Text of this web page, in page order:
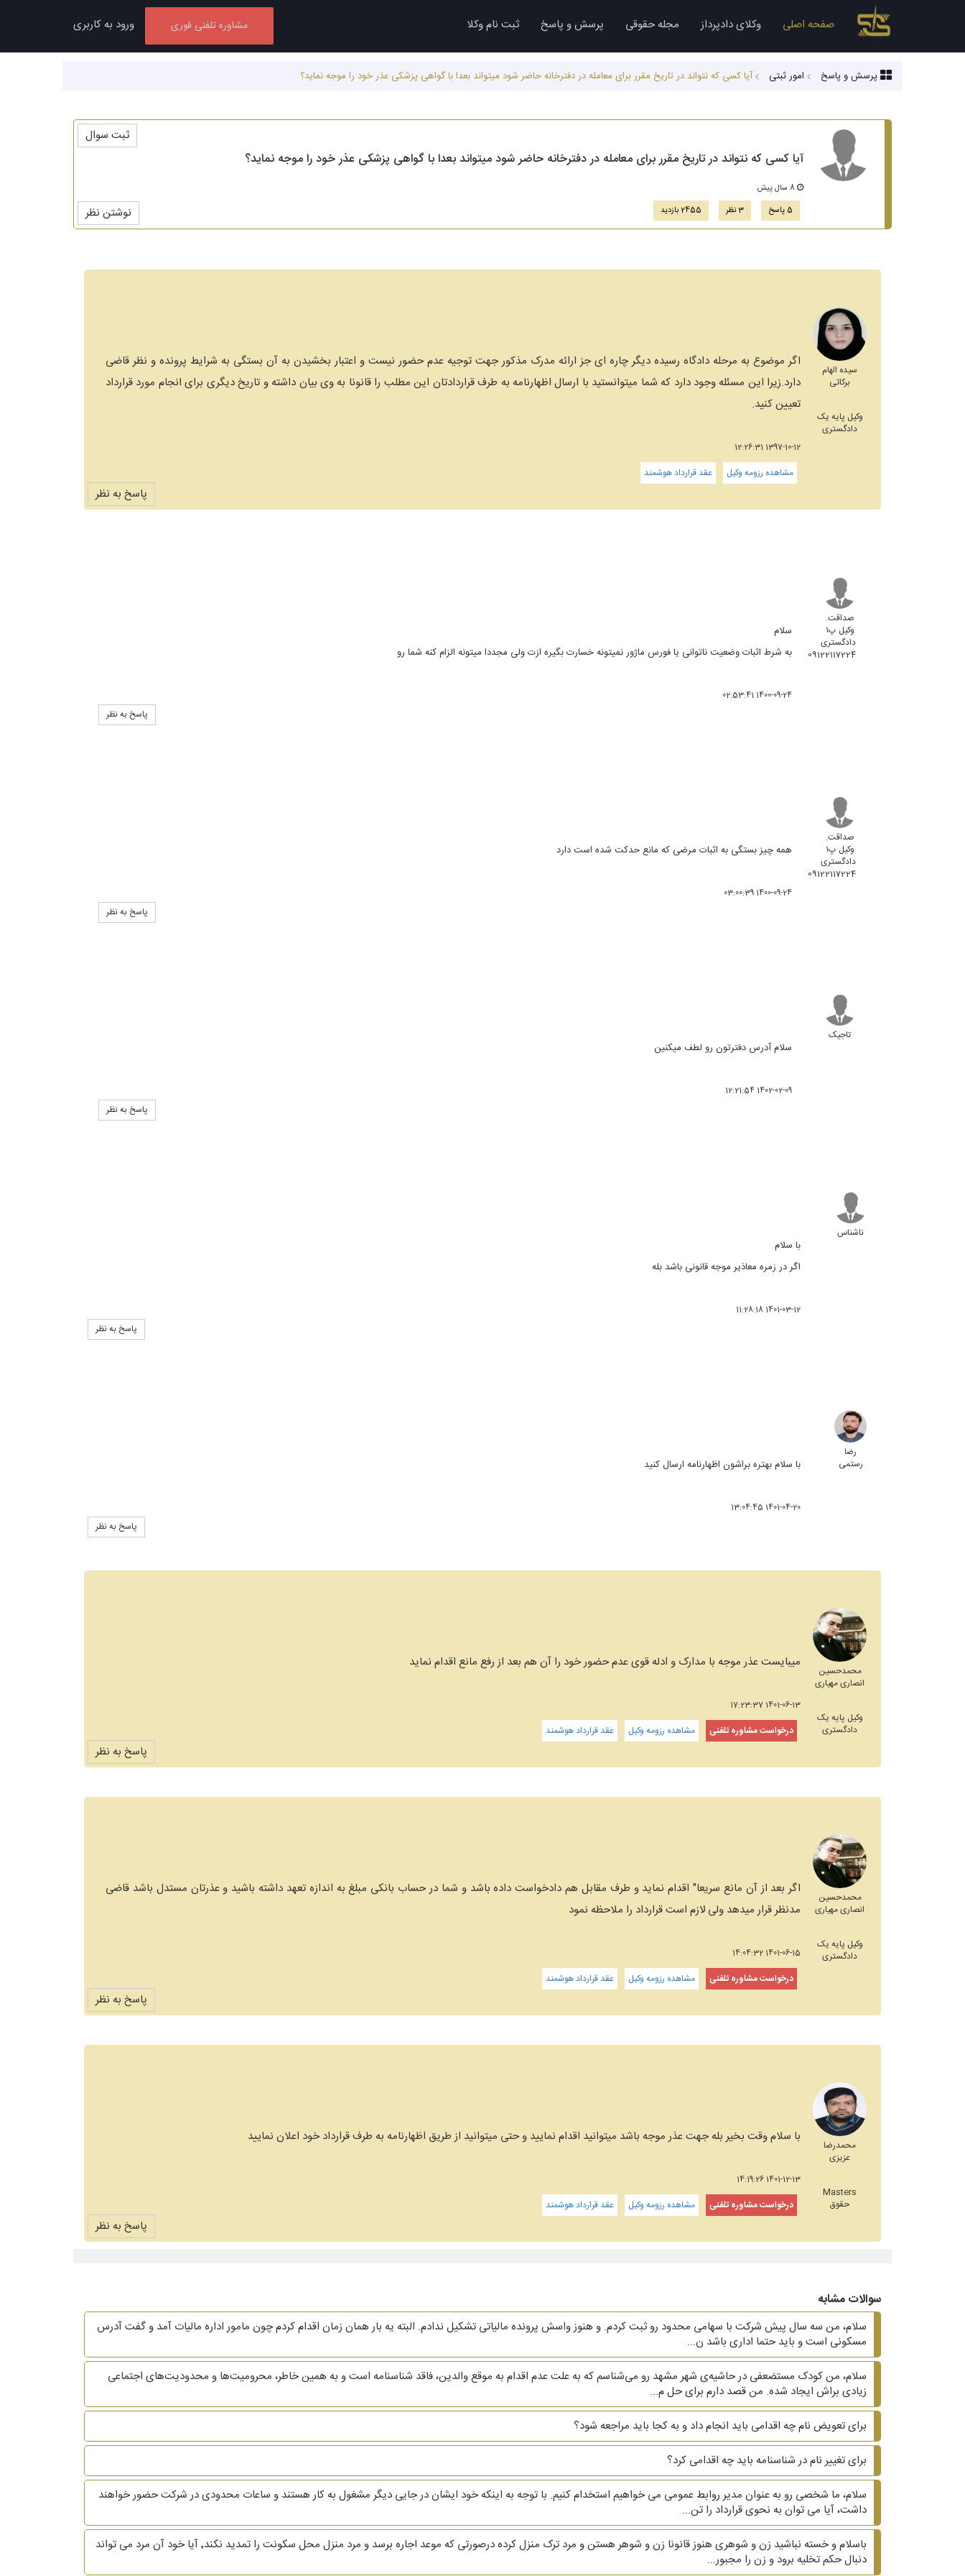
صفحه اصلی وکلای دادپرداز مجله حقوقی پرسش و پاسخ ثبت نام وکلا مشاوره تلفنی فوری ورود به کاربری
پرسش و پاسخ امور ثبتی آیا کسی که نتواند در تاریخ مقرر برای معامله در دفترخانه حاضر شود میتواند بعدا با گواهی پزشکی عذر خود را موجه نماید؟
آیا کسی که نتواند در تاریخ مقرر برای معامله در دفترخانه حاضر شود میتواند بعدا با گواهی پزشکی عذر خود را موجه نماید؟
8 سال پیش
5 پاسخ
3 نظر 2455 بازدید نوشتن نظر
ثبت سوال
سیده الهام
برکاتی
وکیل پایه یک
دادگستری
اگر موضوع به مرحله دادگاه رسیده دیگر چاره ای جز ارائه مدرک مذکور جهت توجیه عدم حضور نیست و اعتبار بخشیدن به آن بستگی به شرایط پرونده و نظر قاضی
دارد.زیرا این مسئله وجود دارد که شما میتوانستید با ارسال اظهارنامه به طرف قراردادتان این مطلب را قانونا به وی بیان داشته و تاریخ دیگری برای انجام مورد قرارداد
تعیین کنید.
1397-10-12 12:26:31
مشاهده رزومه وکیل عقد قرارداد هوشمند
پاسخ به نظر
صداقت.
وکیل پ۱
دادگستری
09122117224
سلام
به شرط اثبات وضعیت ناتوانی یا فورس ماژور نمیتونه خسارت بگیره ازت ولی مجددا میتونه الزام کنه شما رو
1400-09-24 02:53:41
پاسخ به نظر
صداقت.
وکیل پ۱
دادگستری
09122117224
همه چیز بستگی به اثبات مرضی که مانع حدکت شده است دارد
1400-09-24 03:00:39
پاسخ به نظر
تاجیک
سلام آدرس دفترتون رو لطف میکنین
1402-02-09 12:21:54
پاسخ به نظر
ناشناس
با سلام
اگر در زمره معاذیر موجه قانونی باشد بله
1401-03-12 11:28:18
پاسخ به نظر
رضا
رستمی
با سلام بهتره براشون اظهارنامه ارسال کنید
1401-04-20 13:04:45
پاسخ به نظر
محمدحسین
انصاری مهیاری
وکیل پایه یک
دادگستری
میبایست عذر موجه با مدارک و ادله قوی عدم حضور خود را آن هم بعد از رفع مانع اقدام نماید
1401-06-13 17:23:37
درخواست مشاوره تلفنی مشاهده رزومه وکیل عقد قرارداد هوشمند
پاسخ به نظر
محمدحسین
انصاری مهیاری
وکیل پایه یک
دادگستری
اگر بعد از آن مانع سریعا" اقدام نماید و طرف مقابل هم دادخواست داده باشد و شما در حساب بانکی مبلغ به اندازه تعهد داشته باشید و عذرتان مستدل باشد قاضی
مدنظر قرار میدهد ولی لازم است قرارداد را ملاحظه نمود
1401-06-15 14:04:32
درخواست مشاوره تلفنی مشاهده رزومه وکیل عقد قرارداد هوشمند
پاسخ به نظر
محمدرضا
عزیزی
Masters
حقوق
با سلام وقت بخیر بله جهت عذر موجه باشد میتوانید اقدام نمایید و حتی میتوانید از طریق اظهارنامه به طرف قرارداد خود اعلان نمایید
1401-12-13 14:19:26
درخواست مشاوره تلفنی مشاهده رزومه وکیل عقد قرارداد هوشمند
پاسخ به نظر
سوالات مشابه
سلام، من سه سال پیش شرکت با سهامی محدود رو ثبت کردم. و هنوز واسش پرونده مالیاتی تشکیل ندادم. البته یه بار همان زمان اقدام کردم چون مامور اداره مالیات آمد و گفت آدرس
مسکونی است و باید حتما اداری باشد ن...
سلام، من کودک مستضعفی در حاشیه‌ی شهر مشهد رو می‌شناسم که به علت عدم اقدام به موقع والدین، فاقد شناسنامه است و به همین خاطر، محرومیت‌ها و محدودیت‌های اجتماعی
زیادی براش ایجاد شده. من قصد دارم برای حل م...
برای تعویض نام چه اقدامی باید انجام داد و به کجا باید مراجعه شود؟
برای تغییر نام در شناسنامه باید چه اقدامی کرد؟
سلام، ما شخصی رو به عنوان مدیر روابط عمومی می خواهیم استخدام کنیم. با توجه به اینکه خود ایشان در جایی دیگر مشغول به کار هستند و ساعات محدودی در شرکت حضور خواهند
داشت، آیا می توان به نحوی قرارداد را تن...
باسلام و خسته نباشید زن و شوهری هنوز قانونا زن و شوهر هستن و مرد ترک منزل کرده درصورتی که موعد اجاره برسد و مرد منزل محل سکونت را تمدید نکند٬ آیا خود آن مرد می تواند
دنبال حکم تخلیه برود و زن را مجبور...